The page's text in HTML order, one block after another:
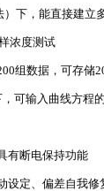
）下，能直接建立
浓度测试
组数据，可存储
可输入曲线方程
有断电保持功能
设定、偏差自我修